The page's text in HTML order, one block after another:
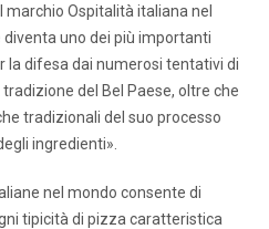
Ospitalità italiana nel
uno dei più importanti
la difesa dai numerosi tentativi di
del Bel Paese, oltre che
tradizionali del suo processo
ingredienti».
nel mondo consente di
tipicità di pizza caratteristica